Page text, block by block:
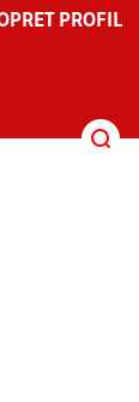
PROFIL